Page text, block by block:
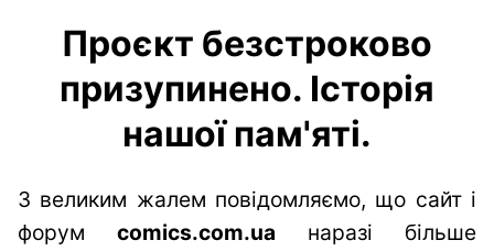
Проєкт безстроково
призупинено. Історія
нашої пам'яті.
З великим жалем повідомляємо, що сайт і
форум comics.com.ua наразі більше